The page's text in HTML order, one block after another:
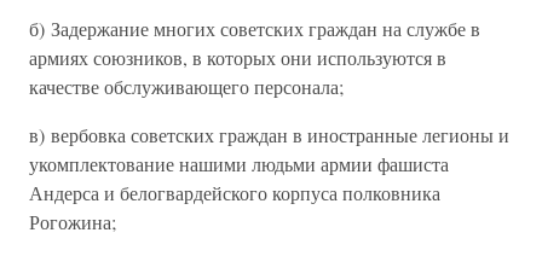
б) Задержание многих советских граждан на службе в
армиях союзников, в которых они используются в
качестве обслуживающего персонала;
в) вербовка советских граждан в иностранные легионы и
укомплектование нашими людьми армии фашиста
Андерса и белогвардейского корпуса полковника
Рогожина;